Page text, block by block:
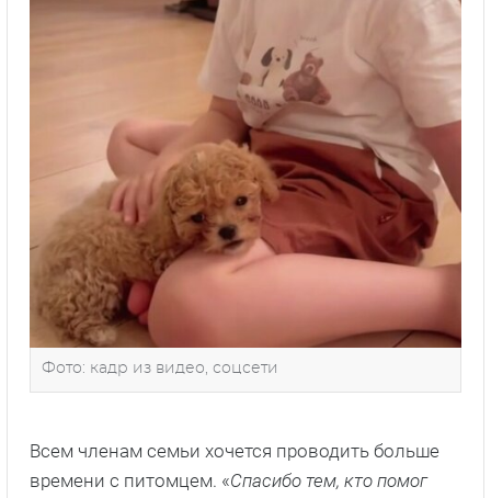
Фото: кадр из видео, соцсети
Всем членам семьи хочется проводить больше
времени с питомцем. «Спасибо тем, кто помог